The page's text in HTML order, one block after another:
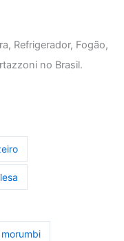
Refrigerador, Fogão,
no Brasil.